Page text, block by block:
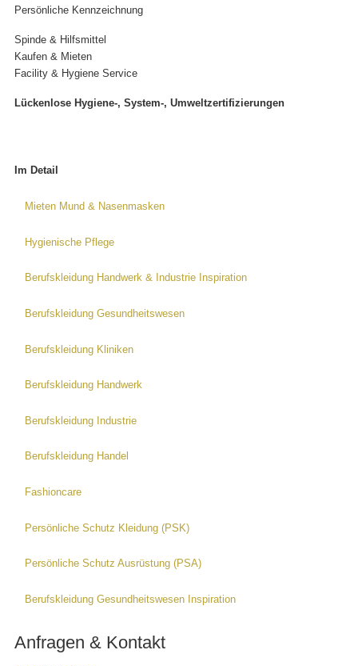
Persönliche Kennzeichnung
Spinde & Hilfsmittel
Kaufen & Mieten
Facility & Hygiene Service
Lückenlose Hygiene-, System-, Umweltzertifizierungen
Im Detail
Mieten Mund & Nasenmasken
Hygienische Pflege
Berufskleidung Handwerk & Industrie Inspiration
Berufskleidung Gesundheitswesen
Berufskleidung Kliniken
Berufskleidung Handwerk
Berufskleidung Industrie
Berufskleidung Handel
Fashioncare
Persönliche Schutz Kleidung (PSK)
Persönliche Schutz Ausrüstung (PSA)
Berufskleidung Gesundheitswesen Inspiration
Anfragen & Kontakt